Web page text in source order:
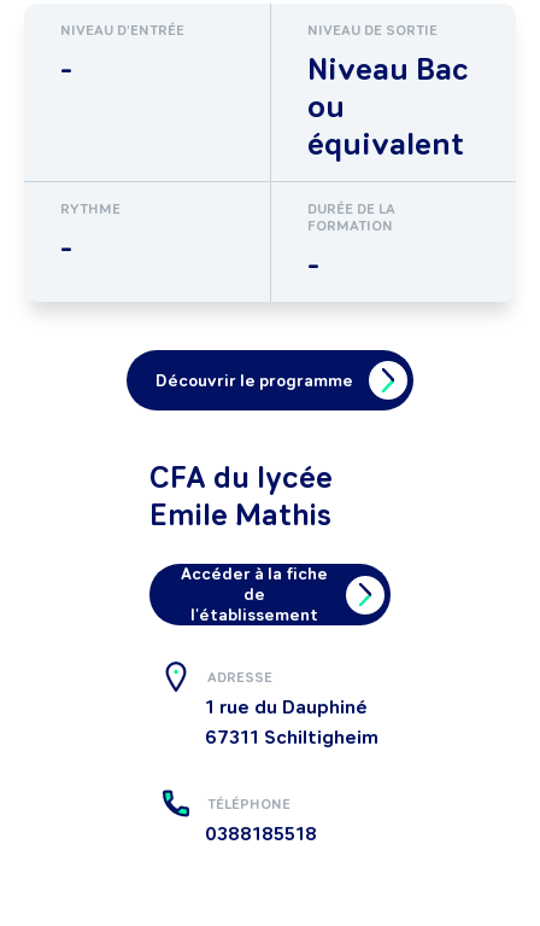
NIVEAU D'ENTRÉE
-
NIVEAU DE SORTIE
Niveau Bac
ou
équivalent
RYTHME
-
DURÉE DE LA
FORMATION
-
Découvrir le programme
CFA du lycée
Emile Mathis
Accéder à la fiche
de
l'établissement
ADRESSE
1 rue du Dauphiné
67311 Schiltigheim
TÉLÉPHONE
0388185518